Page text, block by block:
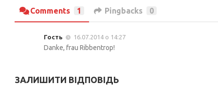
Comments 1 Pingbacks 0
Гость 16.07.2014 о 14:27
Danke, frau Ribbentrop!
ЗАЛИШИТИ ВІДПОВІДЬ